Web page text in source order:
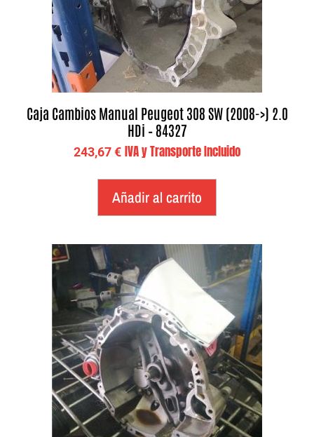
Caja Cambios Manual Peugeot 308 SW (2008->) 2.0
HDi – 84327
243,67€ IVA y Transporte Incluido
Añadir al carrito